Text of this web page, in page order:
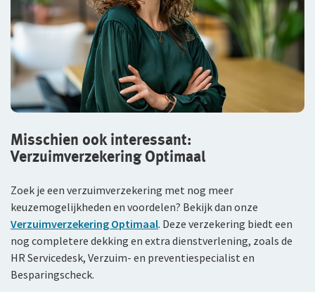
Misschien ook interessant:
Verzuimverzekering Optimaal
Zoek je een verzuimverzekering met nog meer
keuzemogelijkheden en voordelen? Bekijk dan onze
Verzuimverzekering Optimaal. Deze verzekering biedt een
nog completere dekking en extra dienstverlening, zoals de
HR Servicedesk, Verzuim- en preventiespecialist en
Besparingscheck.